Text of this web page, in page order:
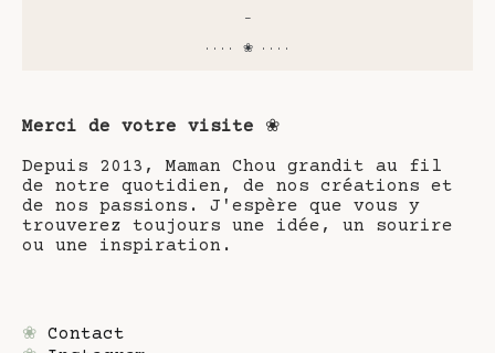
-
···· ❀ ····
Merci de votre visite ❀
Depuis 2013, Maman Chou grandit au fil
de notre quotidien, de nos créations et
de nos passions. J'espère que vous y
trouverez toujours une idée, un sourire
ou une inspiration.
❀ Contact